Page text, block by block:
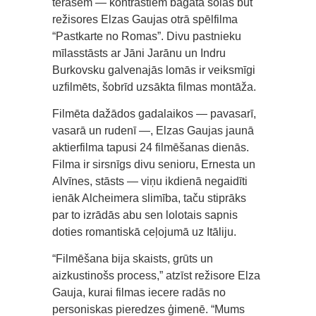
režisores Elzas Gaujas otrā spēlfilma
“Pastkarte no Romas”. Divu pastnieku
mīlasstāsts ar Jāni Jarānu un Indru
Burkovsku galvenajās lomās ir veiksmīgi
uzfilmēts, šobrīd uzsākta filmas montāža.
Filmēta dažādos gadalaikos — pavasarī,
vasarā un rudenī —, Elzas Gaujas jaunā
aktierfilma tapusi 24 filmēšanas dienās.
Filma ir sirsnīgs divu senioru, Ernesta un
Alvīnes, stāsts — viņu ikdienā negaidīti
ienāk Alcheimera slimība, taču stiprāks
par to izrādās abu sen lolotais sapnis
doties romantiskā ceļojumā uz Itāliju.
“Filmēšana bija skaists, grūts un
aizkustinošs process,” atzīst režisore Elza
Gauja, kurai filmas iecere radās no
personiskas pieredzes ģimenē. “Mums